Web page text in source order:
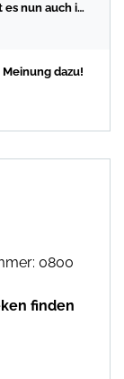
es nun auch in
dazu!
0800
finden